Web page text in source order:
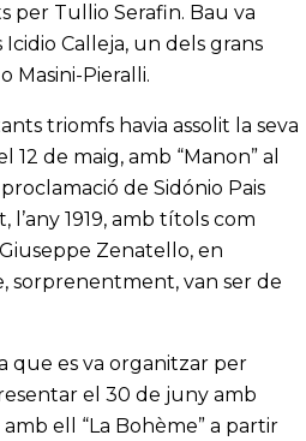
per Tullio Serafin. Bau va
Calleja, un dels grans
Masini-Pieralli.
triomfs havia assolit la seva
de maig, amb “Manon” al
de Sidónio Pais
1919, amb títols com
Zenatello, en
sorprenentment, van ser de
que es va organitzar per
el 30 de juny amb
ell “La Bohème” a partir